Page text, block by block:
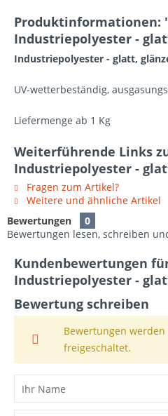
Produktinformationen:
Industriepolyester -
Industriepolyester - glatt,
UV-wetterbeständig,
Liefermenge ab 1 Kg
Weiterführende Links
Industriepolyester -
Fragen zum Artikel?
Weitere und ähnliche Artikel
Bewertungen
0
Bewertungen lesen, schreiben
Kundenbewertungen
Industriepolyester -
Bewertung schreiben
Bewertungen
freigeschaltet.